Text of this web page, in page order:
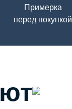
Примерка
перед покупкой